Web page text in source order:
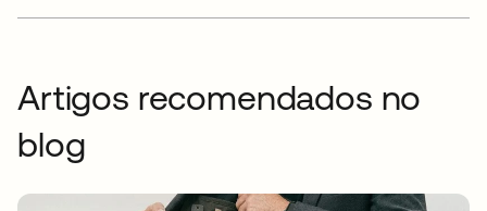
Artigos recomendados no
blog